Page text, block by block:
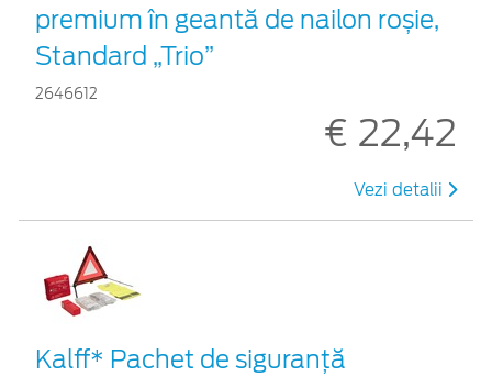
premium în geantă de nailon roșie,
Standard „Trio”
2646612
€ 22,42
Vezi detalii
Kalff* Pachet de siguranţă